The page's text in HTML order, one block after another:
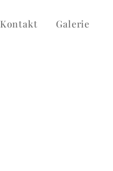
Kontakt Galerie